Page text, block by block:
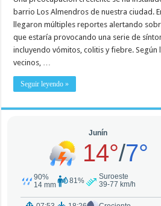
barrio Los Almendros de nuestra ciudad.
llegaron múltiples reportes alertando
que estaría provocando una serie de
incluyendo vómitos, colitis y fiebre.
vecinos, …
Seguir leyendo »